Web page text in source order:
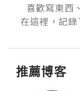
喜歡寫東西
在這裡，記
推薦博客